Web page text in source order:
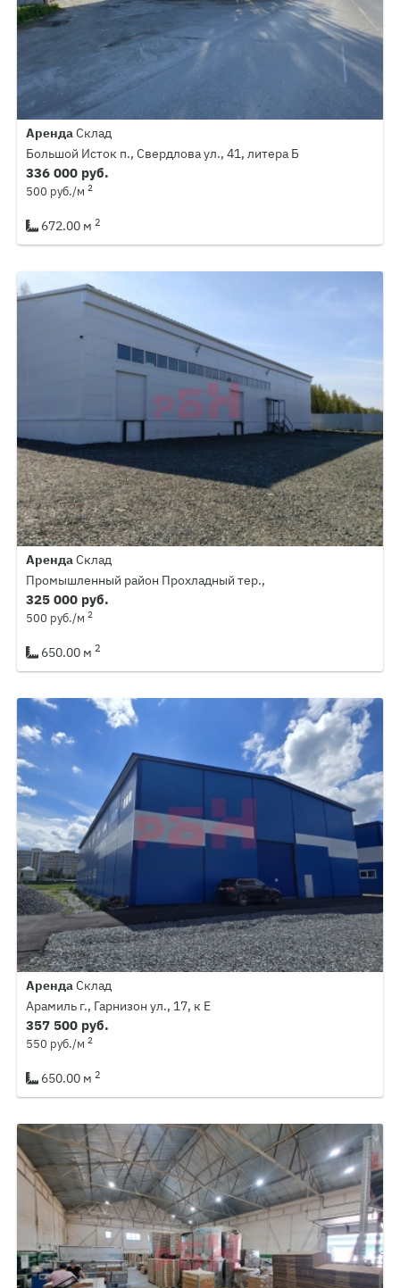
АрендаСклад
Большой Исток п., Свердлова ул., 41, литера Б
336 000 руб.
500 руб./м 2
672.00 м 2
Аренда Склад
Промышленный район Прохладный тер.,
325 000 руб.
500 руб./м 2
650.00 м 2
АрендаСклад
Арамиль г., Гарнизон ул., 17, к Е
357 500 руб.
550 руб./м 2
650.00 м 2